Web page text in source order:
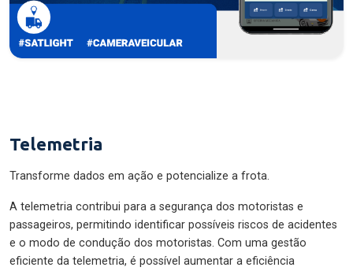
Telemetria
Transforme dados em ação e potencialize a frota.
A telemetria contribui para a segurança dos motoristas e
passageiros, permitindo identificar possíveis riscos de acidentes
e o modo de condução dos motoristas. Com uma gestão
eficiente da telemetria, é possível aumentar a eficiência